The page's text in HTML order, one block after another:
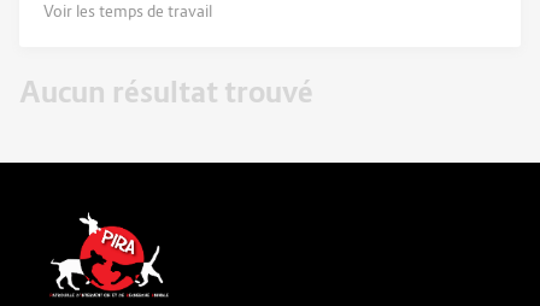
Voir les temps de travail
Aucun résultat trouvé